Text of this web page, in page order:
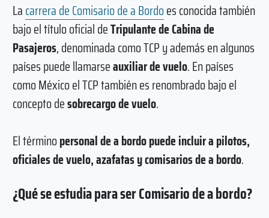
Lacarrera de Comisario de a Bordoes conocida también
bajo el título oficial deTripulante de Cabina de
Pasajeros, denominada como TCP y además en algunos
países puede llamarseauxiliar de vuelo. En países
como México el TCP también es renombrado bajo el
concepto desobrecargo de vuelo.
El términopersonal de a bordo puede incluir a pilotos,
oficiales de vuelo, azafatas y comisarios de a bordo.
¿Qué se estudia para ser Comisario de a bordo?